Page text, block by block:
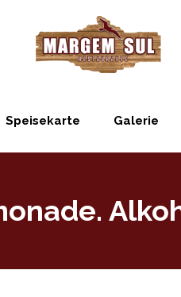
Speisekarte Galerie